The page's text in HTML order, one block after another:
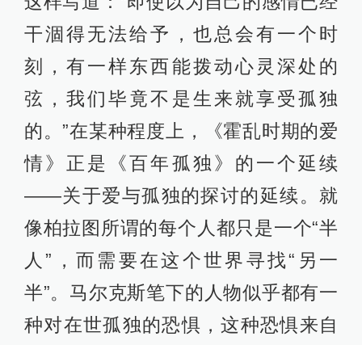
干涸得无法给予，也总会有一个时
刻，有一样东西能拨动心灵深处的
弦，我们毕竟不是生来就享受孤独
的。”在某种程度上，《霍乱时期的爱
情》正是《百年孤独》的一个延续
——关于爱与孤独的探讨的延续。就
像柏拉图所谓的每个人都只是一个“半
人”，而需要在这个世界寻找“另一
半”。马尔克斯笔下的人物似乎都有一
种对在世孤独的恐惧，这种恐惧来自